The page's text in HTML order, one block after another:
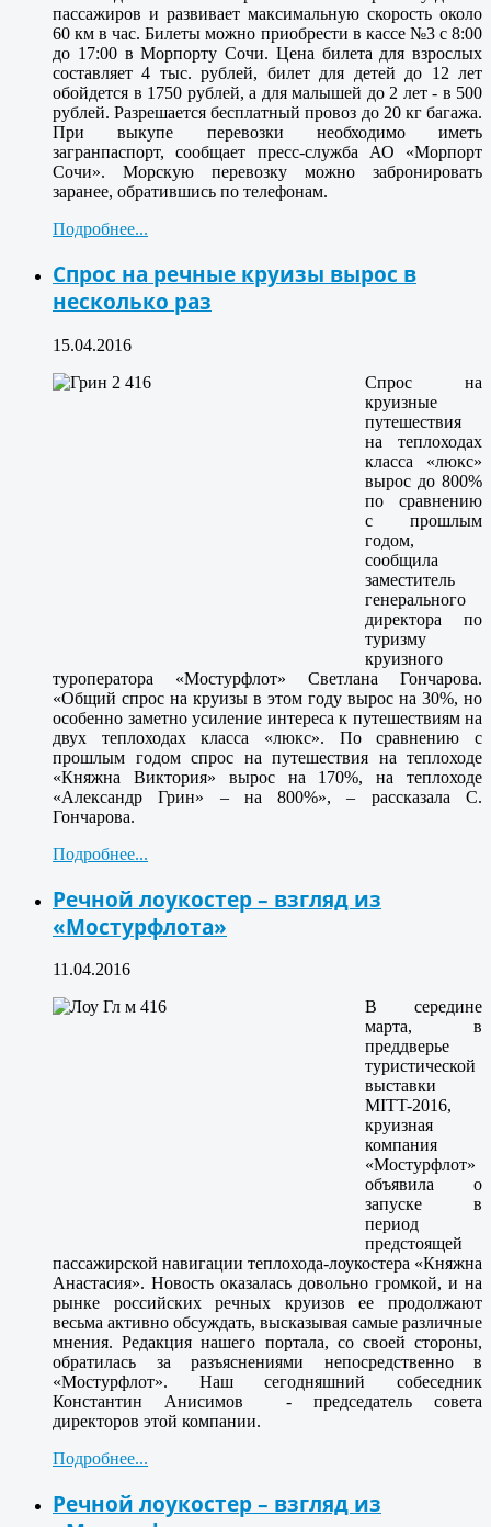
пассажиров и развивает максимальную скорость около
60 км в час. Билеты можно приобрести в кассе №3 с 8:00
до 17:00 в Морпорту Сочи. Цена билета для взрослых
составляет 4 тыс. рублей, билет для детей до 12 лет
обойдется в 1750 рублей, а для малышей до 2 лет - в 500
рублей. Разрешается бесплатный провоз до 20 кг багажа.
При выкупе перевозки необходимо иметь
загранпаспорт, сообщает пресс-служба АО «Морпорт
Сочи». Морскую перевозку можно забронировать
заранее, обратившись по телефонам.
Подробнее...
Спрос на речные круизы вырос в
несколько раз
15.04.2016
Спрос на
круизные
путешествия
на теплоходах
класса «люкс»
вырос до 800%
по сравнению
с прошлым
годом,
сообщила
заместитель
генерального
директора по
туризму
круизного
туроператора «Мостурфлот» Светлана Гончарова.
«Общий спрос на круизы в этом году вырос на 30%, но
особенно заметно усиление интереса к путешествиям на
двух теплоходах класса «люкс». По сравнению с
прошлым годом спрос на путешествия на теплоходе
«Княжна Виктория» вырос на 170%, на теплоходе
«Александр Грин» – на 800%», – рассказала С.
Гончарова.
Подробнее...
Речной лоукостер – взгляд из
«Мостурфлота»
11.04.2016
В середине
марта, в
преддверье
туристической
выставки
MITT-2016,
круизная
компания
«Мостурфлот»
объявила о
запуске в
период
предстоящей
пассажирской навигации теплохода-лоукостера «Княжна
Анастасия». Новость оказалась довольно громкой, и на
рынке российских речных круизов ее продолжают
весьма активно обсуждать, высказывая самые различные
мнения. Редакция нашего портала, со своей стороны,
обратилась за разъяснениями непосредственно в
«Мостурфлот». Наш сегодняшний собеседник
Константин Анисимов - председатель совета
директоров этой компании.
Подробнее...
Речной лоукостер – взгляд из